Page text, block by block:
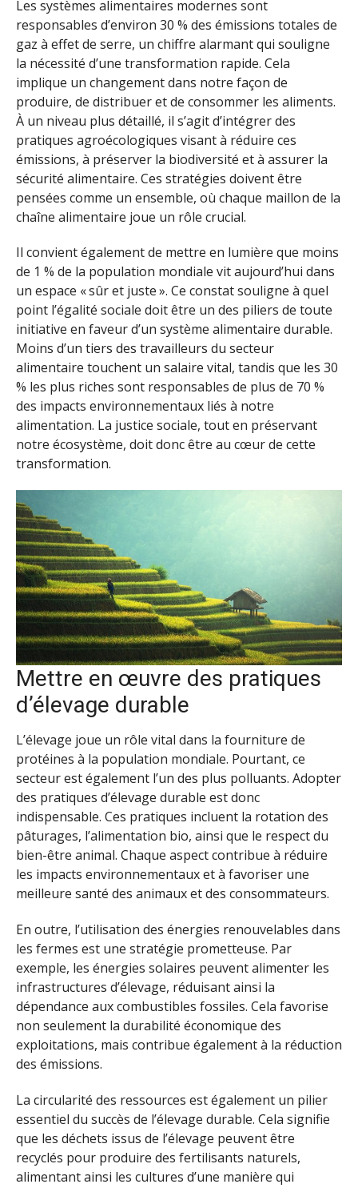
Les systèmes alimentaires modernes sont
responsables d’environ 30 % des émissions totales de
gaz à effet de serre, un chiffre alarmant qui souligne
la nécessité d’une transformation rapide. Cela
implique un changement dans notre façon de
produire, de distribuer et de consommer les aliments.
À un niveau plus détaillé, il s’agit d’intégrer des
pratiques agroécologiques visant à réduire ces
émissions, à préserver la biodiversité et à assurer la
sécurité alimentaire. Ces stratégies doivent être
pensées comme un ensemble, où chaque maillon de la
chaîne alimentaire joue un rôle crucial.
Il convient également de mettre en lumière que moins
de 1 % de la population mondiale vit aujourd’hui dans
un espace « sûr et juste ». Ce constat souligne à quel
point l’égalité sociale doit être un des piliers de toute
initiative en faveur d’un système alimentaire durable.
Moins d’un tiers des travailleurs du secteur
alimentaire touchent un salaire vital, tandis que les 30
% les plus riches sont responsables de plus de 70 %
des impacts environnementaux liés à notre
alimentation. La justice sociale, tout en préservant
notre écosystème, doit donc être au cœur de cette
transformation.
Mettre en œuvre des pratiques
d’élevage durable
L’élevage joue un rôle vital dans la fourniture de
protéines à la population mondiale. Pourtant, ce
secteur est également l’un des plus polluants. Adopter
des pratiques d’élevage durable est donc
indispensable. Ces pratiques incluent la rotation des
pâturages, l’alimentation bio, ainsi que le respect du
bien-être animal. Chaque aspect contribue à réduire
les impacts environnementaux et à favoriser une
meilleure santé des animaux et des consommateurs.
En outre, l’utilisation des énergies renouvelables dans
les fermes est une stratégie prometteuse. Par
exemple, les énergies solaires peuvent alimenter les
infrastructures d’élevage, réduisant ainsi la
dépendance aux combustibles fossiles. Cela favorise
non seulement la durabilité économique des
exploitations, mais contribue également à la réduction
des émissions.
La circularité des ressources est également un pilier
essentiel du succès de l’élevage durable. Cela signifie
que les déchets issus de l’élevage peuvent être
recyclés pour produire des fertilisants naturels,
alimentant ainsi les cultures d’une manière qui